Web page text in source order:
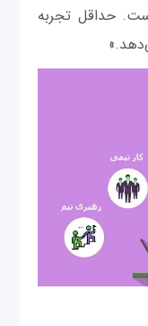
حداقل تجربه